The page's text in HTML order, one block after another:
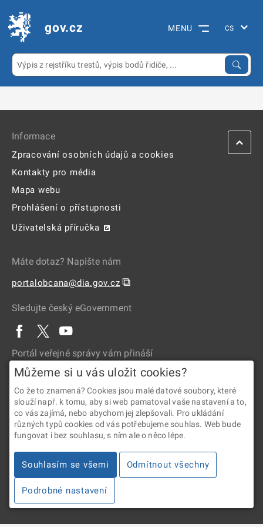
gov.cz MENU
Informace
Zpracování osobních údajů a cookies
Kontakty pro média
Mapa webu
Prohlášení o přístupnosti
Uživatelská příručka
Máte dotaz? Napište nám
portalobcana@dia.gov.cz ⧉
Sledujte český eGovernment
Portál veřejné správy vám přináší
2026 © Digitální a informační agentura • Informace jsou poskytovány
v souladu se zákonem č. 106/1999 Sb., o svobodném přístupu
Verze 4.2.288
Můžeme si u vás uložit cookies?
Co že to znamená? Cookies jsou malé datové soubory, které
slouží např. k tomu, aby si web pamatoval vaše nastavení a to,
co vás zajímá, nebo abychom jej zlepšovali. Pro ukládání
různých typů cookies od vás potřebujeme souhlas. Web bude
fungovat i bez souhlasu, s ním ale o něco lépe.
Souhlasím se všemi Odmítnout všechny
Podrobné nastavení